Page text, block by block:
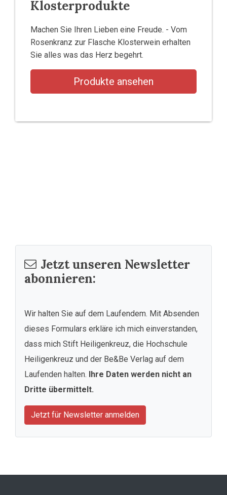
Klosterprodukte
Machen Sie Ihren Lieben eine Freude. - Vom
Rosenkranz zur Flasche Klosterwein erhalten
Sie alles was das Herz begehrt.
Produkte ansehen
Jetzt unseren Newsletter
abonnieren:
Wir halten Sie auf dem Laufendem. Mit Absenden
dieses Formulars erkläre ich mich einverstanden,
dass mich Stift Heiligenkreuz, die Hochschule
Heiligenkreuz und der Be&Be Verlag auf dem
Laufenden halten. Ihre Daten werden nicht an
Dritte übermittelt.
Jetzt für Newsletter anmelden